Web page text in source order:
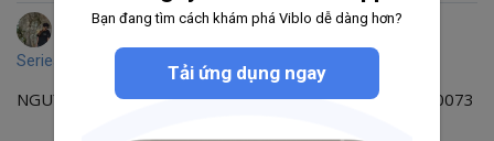
Nguyễn Huy Hoàng
đã bình luận cho bài viết
Series Total TypeScript Thực chiến #8: Function Overloads – "Đa hình" hàm trong Backend
NGUYỄN HUY HOÀNG Software Engineer zalo: 0941280073
Bạn đang tìm cách khám phá Viblo dễ dàng hơn?
Tải ứng dụng ngay